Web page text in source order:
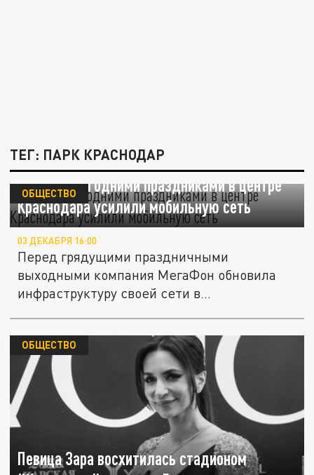
ТЕГ: ПАРК КРАСНОДАР
Перед новогодними праздниками в центре
Краснодара усилили мобильную сеть
ОБЩЕСТВО
03 ДЕКАБРЯ 16:00
Перед грядущими праздничными
выходными компания МегаФон обновила
инфраструктуру своей сети в
Певица Зара восхитилась стадионом
ОБЩЕСТВО